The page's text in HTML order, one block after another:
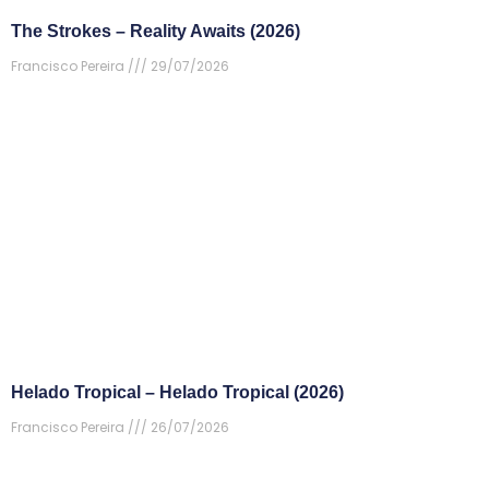
The Strokes – Reality Awaits (2026)
Francisco Pereira
29/07/2026
Helado Tropical – Helado Tropical (2026)
Francisco Pereira
26/07/2026